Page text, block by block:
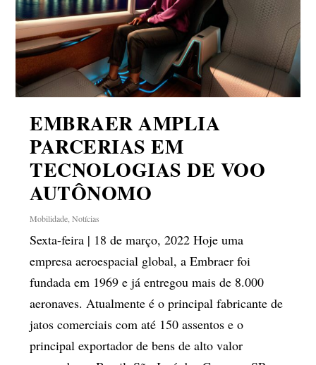
EMBRAER AMPLIA
PARCERIAS EM
TECNOLOGIAS DE VOO
AUTÔNOMO
Mobilidade,Notícias
Sexta-feira | 18 de março, 2022 Hoje uma
empresa aeroespacial global, a Embraer foi
fundada em 1969 e já entregou mais de 8.000
aeronaves. Atualmente é o principal fabricante de
jatos comerciais com até 150 assentos e o
principal exportador de bens de alto valor